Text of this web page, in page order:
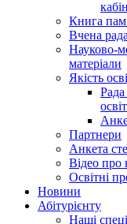
Книга
Вчена рада
Науково-
матеріали
Якість
Рада
Партнери
Анкета
Відео про
Освітні
Hовини
Абітурієнту
Наші